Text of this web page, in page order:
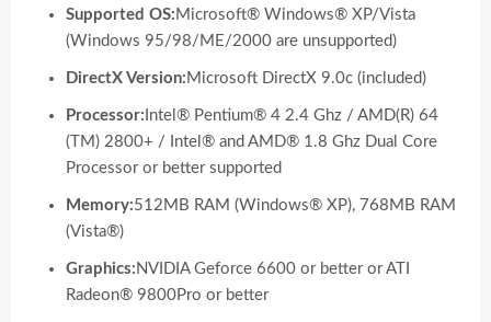
Supported OS: Microsoft® Windows® XP/Vista
(Windows 95/98/ME/2000 are unsupported)
DirectX Version: Microsoft DirectX 9.0c (included)
Processor: Intel® Pentium® 4 2.4 Ghz / AMD(R) 64
(TM) 2800+ / Intel® and AMD® 1.8 Ghz Dual Core
Processor or better supported
Memory:512MB RAM (Windows® XP), 768MB RAM
(Vista®)
Graphics: NVIDIA Geforce 6600 or better or ATI
Radeon® 9800Pro or better